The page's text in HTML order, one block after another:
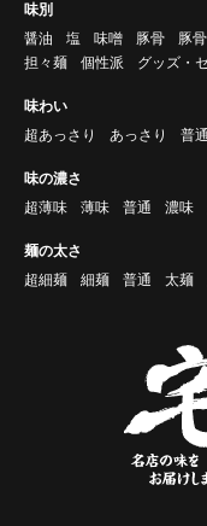
味別
醤油
塩 味噌 豚骨 豚
担々麺
個性派 グッズ・
味わい
超あっさり
あっさり 普通
味の濃さ
超薄味
薄味 普通 濃味
麺の太さ
超細麺
細麺 普通 太麺